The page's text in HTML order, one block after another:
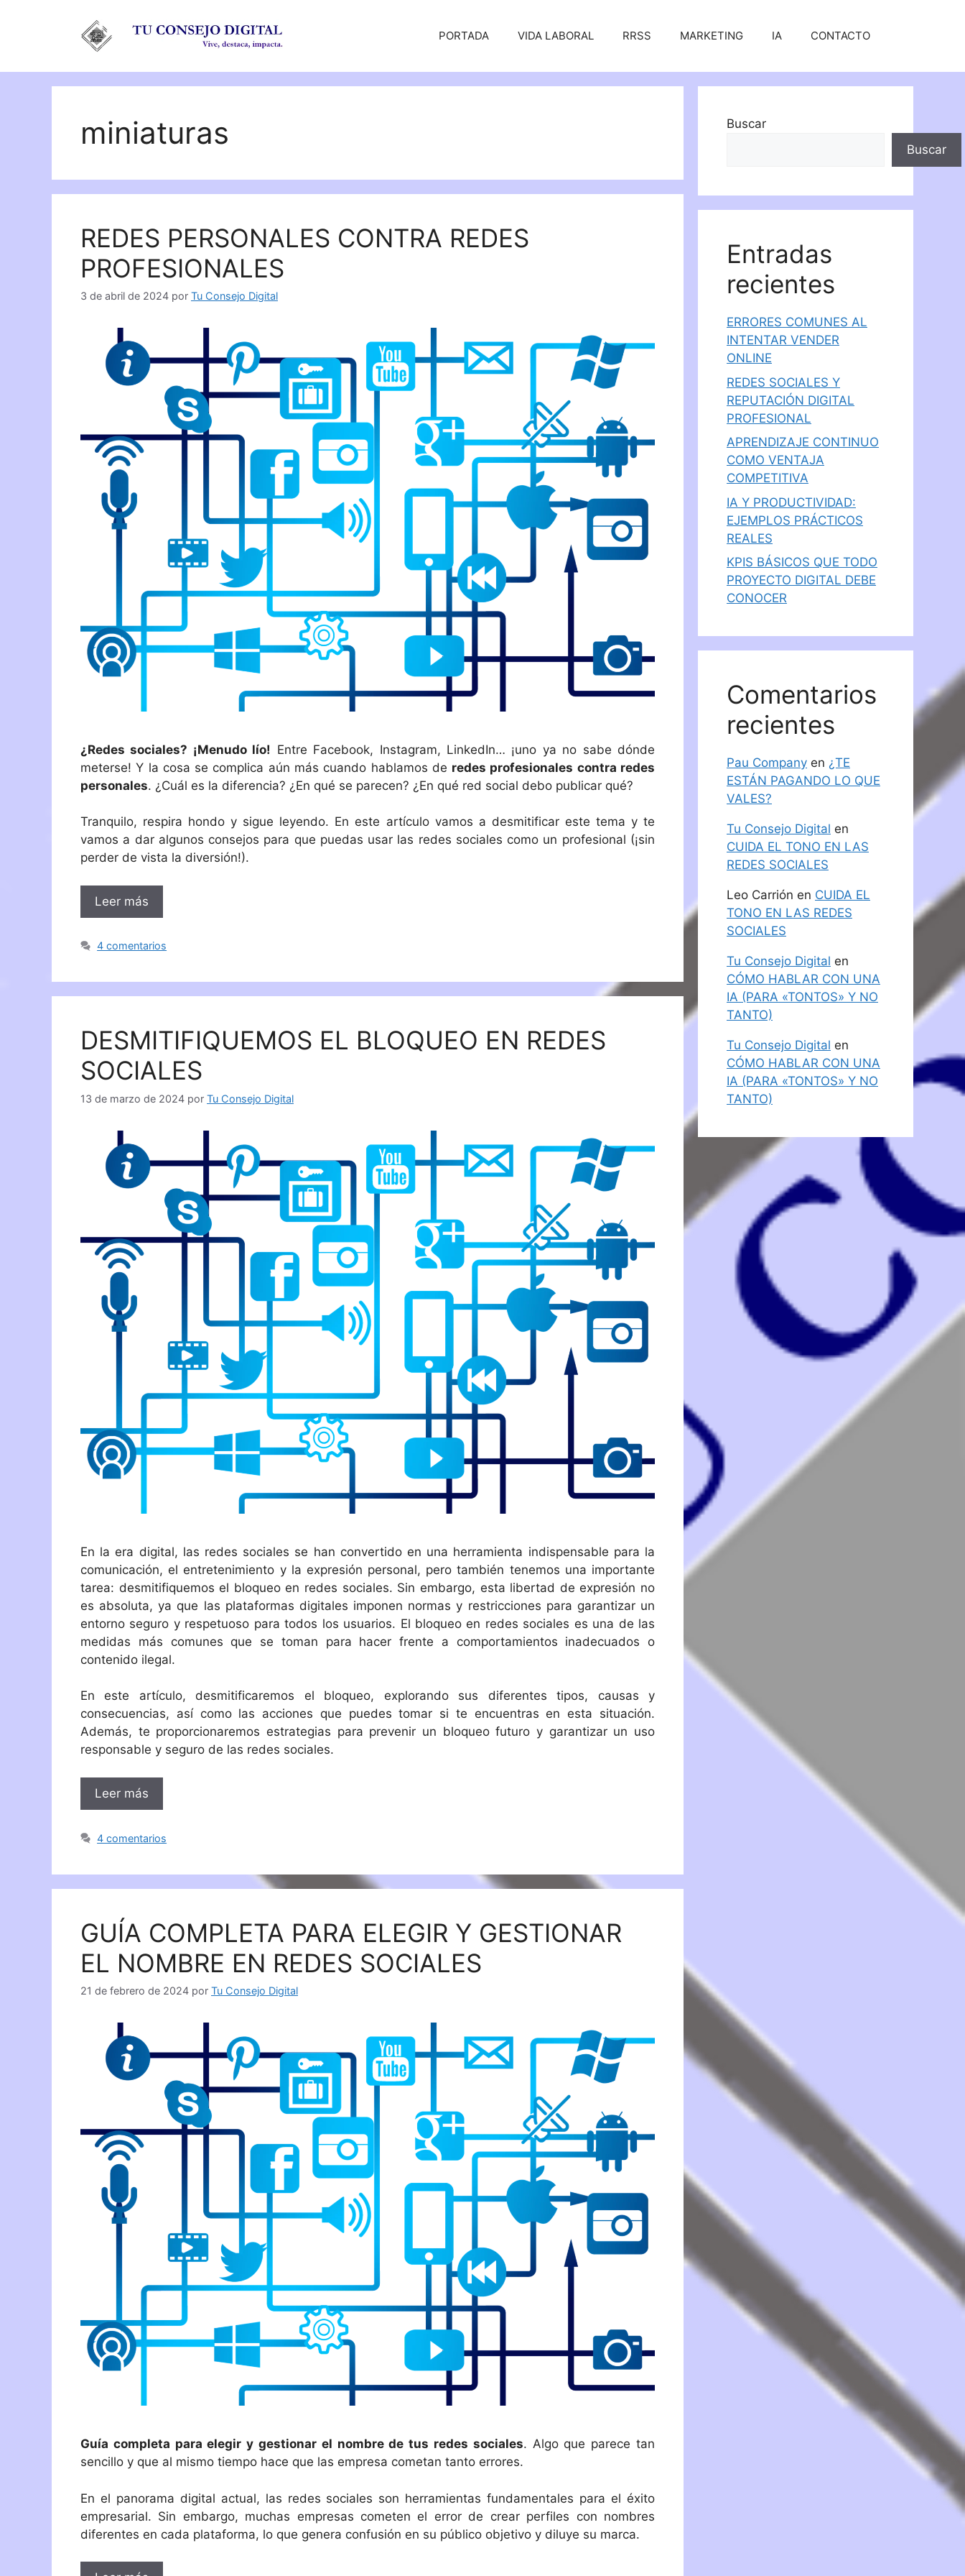
PORTADA VIDA LABORAL RRSS MARKETING IA CONTACTO
miniaturas
REDES PERSONALES CONTRA REDES
PROFESIONALES
3 de abril de 2024 por Tu Consejo Digital
¿Redes sociales? ¡Menudo lío! Entre Facebook, Instagram, LinkedIn… ¡uno ya no sabe dónde
meterse! Y la cosa se complica aún más cuando hablamos de redes profesionales contra redes
personales. ¿Cuál es la diferencia? ¿En qué se parecen? ¿En qué red social debo publicar qué?
Tranquilo, respira hondo y sigue leyendo. En este artículo vamos a desmitificar este tema y te
vamos a dar algunos consejos para que puedas usar las redes sociales como un profesional (¡sin
perder de vista la diversión!).
Leer más
4 comentarios
DESMITIFIQUEMOS EL BLOQUEO EN REDES
SOCIALES
13 de marzo de 2024 por Tu Consejo Digital
En la era digital, las redes sociales se han convertido en una herramienta indispensable para la
comunicación, el entretenimiento y la expresión personal, pero también tenemos una importante
tarea: desmitifiquemos el bloqueo en redes sociales. Sin embargo, esta libertad de expresión no
es absoluta, ya que las plataformas digitales imponen normas y restricciones para garantizar un
entorno seguro y respetuoso para todos los usuarios. El bloqueo en redes sociales es una de las
medidas más comunes que se toman para hacer frente a comportamientos inadecuados o
contenido ilegal.
En este artículo, desmitificaremos el bloqueo, explorando sus diferentes tipos, causas y
consecuencias, así como las acciones que puedes tomar si te encuentras en esta situación.
Además, te proporcionaremos estrategias para prevenir un bloqueo futuro y garantizar un uso
responsable y seguro de las redes sociales.
Leer más
4 comentarios
GUÍA COMPLETA PARA ELEGIR Y GESTIONAR
EL NOMBRE EN REDES SOCIALES
21 de febrero de 2024 por Tu Consejo Digital
Guía completa para elegir y gestionar el nombre de tus redes sociales. Algo que parece tan
sencillo y que al mismo tiempo hace que las empresa cometan tanto errores.
En el panorama digital actual, las redes sociales son herramientas fundamentales para el éxito
empresarial. Sin embargo, muchas empresas cometen el error de crear perfiles con nombres
diferentes en cada plataforma, lo que genera confusión en su público objetivo y diluye su marca.
Buscar
Buscar
Entradas
recientes
ERRORES COMUNES AL
INTENTAR VENDER
ONLINE
REDES SOCIALES Y
REPUTACIÓN DIGITAL
PROFESIONAL
APRENDIZAJE CONTINUO
COMO VENTAJA
COMPETITIVA
IA Y PRODUCTIVIDAD:
EJEMPLOS PRÁCTICOS
REALES
KPIS BÁSICOS QUE TODO
PROYECTO DIGITAL DEBE
CONOCER
Comentarios
recientes
Pau Company en ¿TE
ESTÁN PAGANDO LO QUE
VALES?
Tu Consejo Digital en
CUIDA EL TONO EN LAS
REDES SOCIALES
Leo Carrión en CUIDA EL
TONO EN LAS REDES
SOCIALES
Tu Consejo Digital en
CÓMO HABLAR CON UNA
IA (PARA «TONTOS» Y NO
TANTO)
Tu Consejo Digital en
CÓMO HABLAR CON UNA
IA (PARA «TONTOS» Y NO
TANTO)